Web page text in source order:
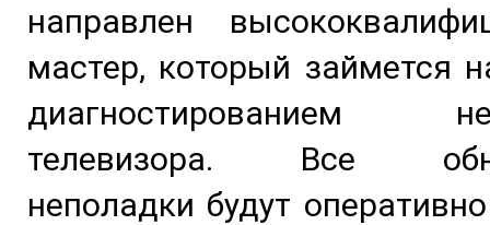
направлен
мастер, который займется
диагностированием
телевизора. Все
неполадки будут